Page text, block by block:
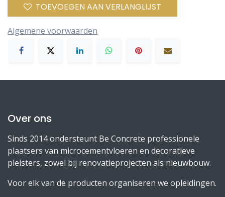
TOEVOEGEN AAN VERLANGLIJST
Algemene voorwaarden
Over ons
Sinds 2014 ondersteunt Be Concrete professionele
plaatsers van microcementvloeren en decoratieve
pleisters, zowel bij renovatieprojecten als nieuwbouw.
Voor elk van de producten organiseren we opleidingen.